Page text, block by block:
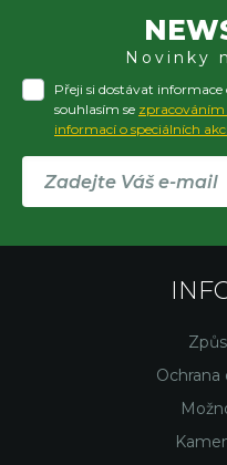
Novinky
Přeji si dostávat
souhlasím se zpracováním
informací o speciálních
Ochrana